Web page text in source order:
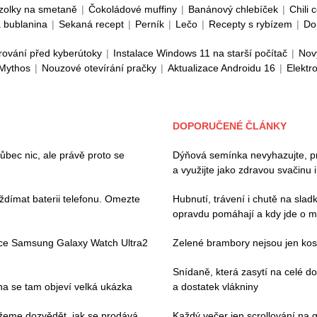
na smetaně | Čokoládové muffiny | Banánový chlebíček | Chili
bublanina | Sekaná recept | Perník | Lečo | Recepty s rybízem |
před kyberútoky | Instalace Windows 11 na starší počítač |
| Nouzové otevírání pračky | Aktualizace Androidu 16 |
nic, ale právě proto se
baterii telefonu. Omezte
Samsung Galaxy Watch Ultra2
se tam objeví velká ukázka
DOPORUČENÉ ČLÁNKY
Dýňová semínka nevyhazujte,
a využijte jako zdravou svačinu
Hubnutí, trávení i chutě na
opravdu pomáhají a kdy jde o
Zelené brambory nejsou jen
Snídaně, která zasytí na celé
a dostatek vlákniny